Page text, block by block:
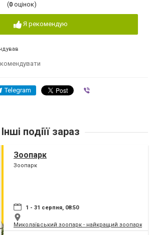
(0 оцінок)
Я рекомендую
Telegram
Інші подіїї зараз
Зоопарк
Зоопарк
1 - 31 серпня, 08:50
Миколаївський зоопарк - найкращий зоопарк